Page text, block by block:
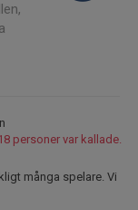
personer var kallade.
många spelare. Vi